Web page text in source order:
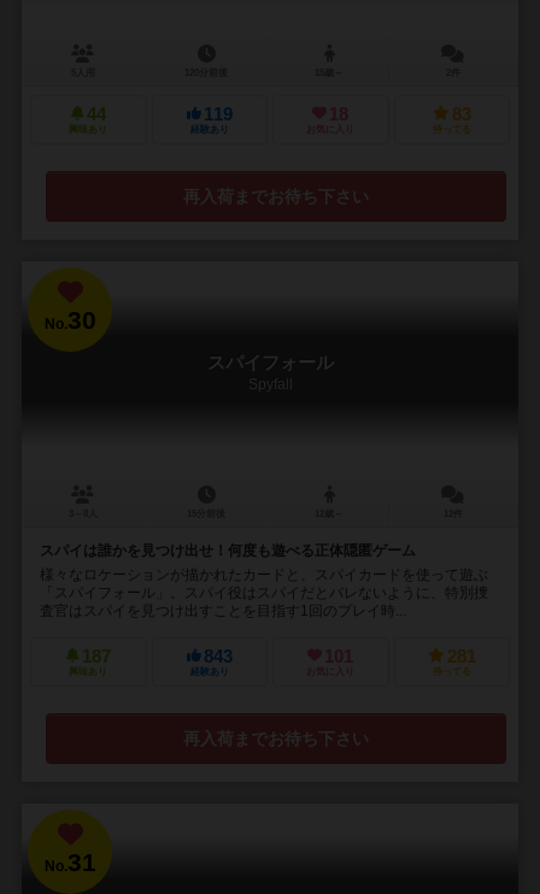
44
興味あり
119
経験あり
18
お気に入り
83
持ってる
再入荷までお待ち下さい
No.30
スパイフォール
Spyfall
スパイは誰かを見つけ出せ！何度も遊べる正体隠匿ゲーム
様々なロケーションが描かれたカードと、スパイカードを使って遊ぶ
「スパイフォール」。スパイ役はスパイだとバレないように、特別捜
査官はスパイを見つけ出すことを目指す1回のプレイ時...
187
興味あり
843
経験あり
101
お気に入り
281
持ってる
再入荷までお待ち下さい
No.31